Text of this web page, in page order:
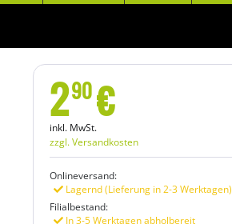
290€
inkl. MwSt.
zzgl. Versandkosten
Onlineversand:
Lagernd (Lieferung in 2-3 Werktagen)
Filialbestand:
In 3-5 Werktagen abholbereit